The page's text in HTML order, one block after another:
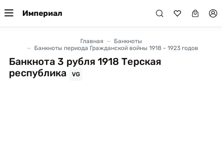
Империал
Главная
Банкноты
Банкноты периода Гражданской войны 1918 - 1923 годов
Банкнота 3 рубля 1918 Терская
республика
VG